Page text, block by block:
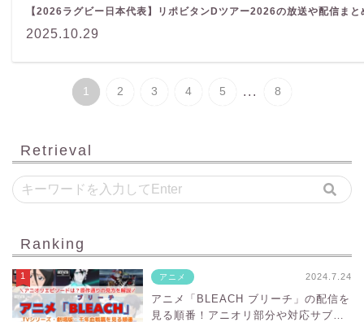
【2026ラグビー日本代表】リポビタンDツアー2026の放送や配信ま
2025.10.29
1 2 3 4 5 ... 8
Retrieval
Ranking
アニメ 2024.7.24
アニメ「BLEACH ブリーチ」の配信を
見る順番！アニオリ部分や対応サブス